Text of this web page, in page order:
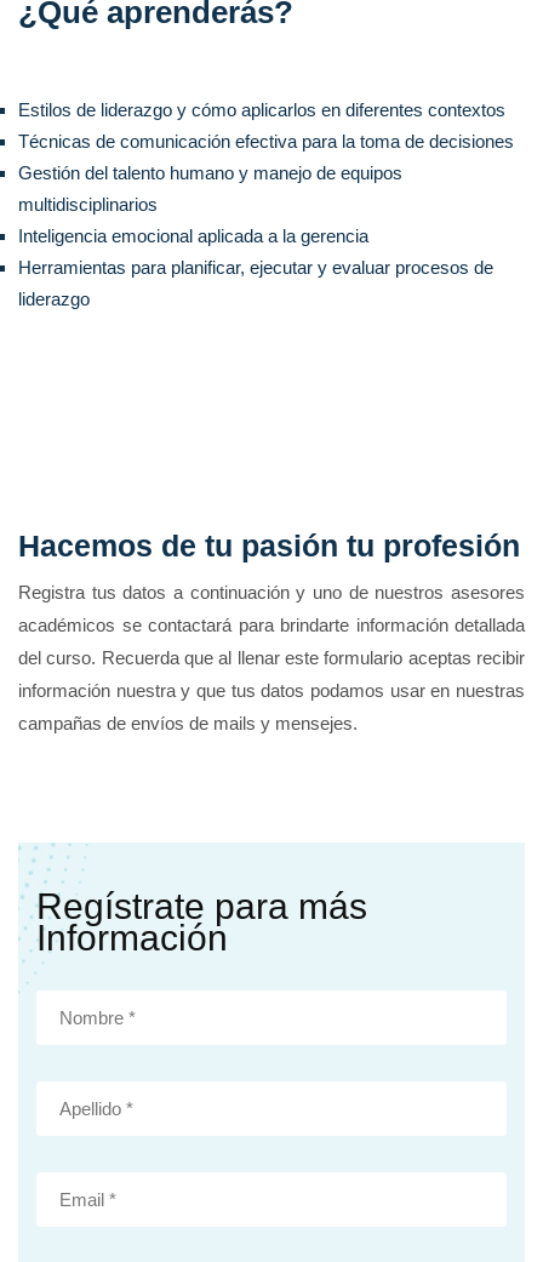
¿Qué aprenderás?
Estilos de liderazgo y cómo aplicarlos en diferentes contextos
Técnicas de comunicación efectiva para la toma de decisiones
Gestión del talento humano y manejo de equipos
multidisciplinarios
Inteligencia emocional aplicada a la gerencia
Herramientas para planificar, ejecutar y evaluar procesos de
liderazgo
Hacemos de tu pasión tu profesión
Registra tus datos a continuación y uno de nuestros asesores
académicos se contactará para brindarte información detallada
del curso. Recuerda que al llenar este formulario aceptas recibir
información nuestra y que tus datos podamos usar en nuestras
campañas de envíos de mails y mensejes.
Regístrate para más
Información